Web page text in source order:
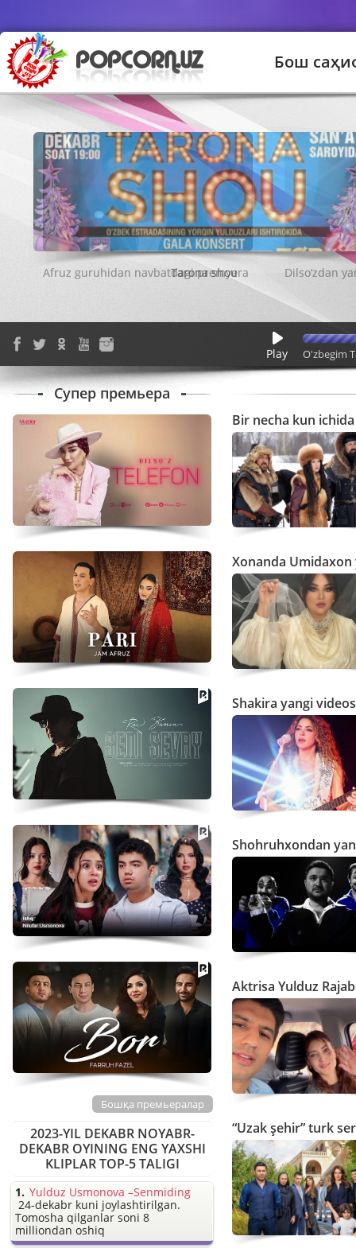
Бош
Tarona shou
Play O'zbegim
Bir necha kun
Xonanda
Shakira yangi
Shohruhxondan
Aktrisa Yulduz
“Uzak şehir” turk
Супер премьера
Бошқа премьералар
2023-YIL DEKABR NOYABR-
DEKABR OYINING ENG YAXSHI
KLIPLAR TOP-5 TALIGI
Yulduz Usmonova –Senmiding
24-dekabr kuni joylashtirilgan.
Tomosha qilganlar soni 8
milliondan oshiq